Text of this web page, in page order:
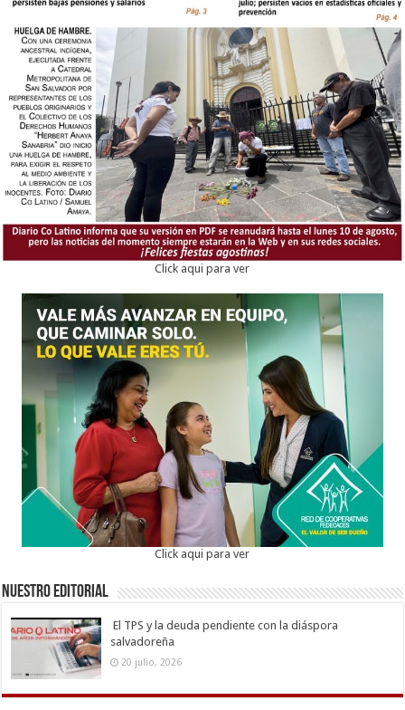
Click aqui para ver
Click aqui para ver
Nuestro Editorial
El TPS y la deuda pendiente con la diáspora
salvadoreña
20 julio, 2026